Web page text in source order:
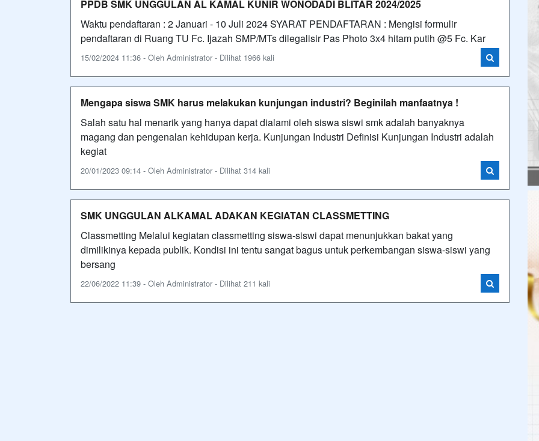
PPDB SMK UNGGULAN AL KAMAL KUNIR WONODADI BLITAR 2024/2025
Waktu pendaftaran : 2 Januari - 10 Juli 2024 SYARAT PENDAFTARAN : Mengisi formulir
pendaftaran di Ruang TU Fc. Ijazah SMP/MTs dilegalisir Pas Photo 3x4 hitam putih @5 Fc. Kar
15/02/2024 11:36 - Oleh Administrator - Dilihat 1966 kali
Mengapa siswa SMK harus melakukan kunjungan industri? Beginilah manfaatnya !
Salah satu hal menarik yang hanya dapat dialami oleh siswa siswi smk adalah banyaknya
magang dan pengenalan kehidupan kerja. Kunjungan Industri Definisi Kunjungan Industri adalah
kegiat
20/01/2023 09:14 - Oleh Administrator - Dilihat 314 kali
SMK UNGGULAN ALKAMAL ADAKAN KEGIATAN CLASSMETTING
Classmetting Melalui kegiatan classmetting siswa-siswi dapat menunjukkan bakat yang
dimilikinya kepada publik. Kondisi ini tentu sangat bagus untuk perkembangan siswa-siswi yang
bersang
22/06/2022 11:39 - Oleh Administrator - Dilihat 211 kali